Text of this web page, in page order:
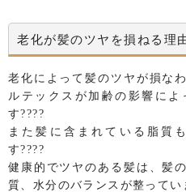
老化が髪のツヤを損ねる理
老化によって髪のツヤが損な
ルテックスが加齢の影響に
す????
また髪に含まれている脂質
す????
健康的でツヤのある髪は、髪
質、水分のバランスが整ってい